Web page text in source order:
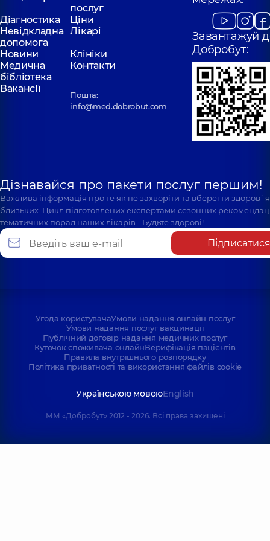
послуг
Діагностика
Ціни
Невідкладна
допомога
Лікарі
Новини
Клініки
Медична
бібліотека
Контакти
Вакансії
Пошта:
info@med.dobrobut.com
Завантажуй
Добробут:
Дізнавайся про пакети послуг першим!
Важлива інформація про те як не захворіти та вберегти
близьких. Цикл підготовлених експертами сезонних
тематичних порад наших лікарів… Будьте здорові!
Підписатися
Угода користувачаУмови надання онлайн послуг
Умови надання послуг вакцинації
Публічний договір надання медичних послуг
Куточок споживача онлайнВерифікація пацієнтів
Правила внутрішнього розпорядку
Політика приватності та використання файлів cookie
Українською мовоюEnglish
ММ «Добробут» 2012 - 2026. Всі права захищені